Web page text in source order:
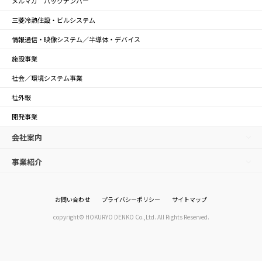
三菱冷熱住設・ビルシステム
情報通信・映像システム／半導体・デバイス
施設事業
社会／環境システム事業
社外報
開発事業
会社案内
事業紹介
お問い合わせ プライバシーポリシー
サイトマップ
copyright© HOKURYO DENKO Co.,Ltd. All Rights Reserved.